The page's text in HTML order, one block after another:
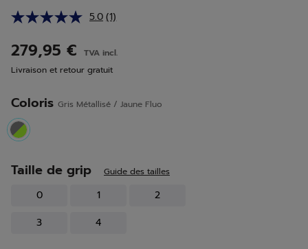
5.0 Lire
Lien
sur
la
page.
(1)
279,95 €
TVA incl.
Livraison et retour gratuit
Coloris Gris Métallisé / Jaune Fluo
selected
Taille de grip Guide des tailles
0 1
2
3
4